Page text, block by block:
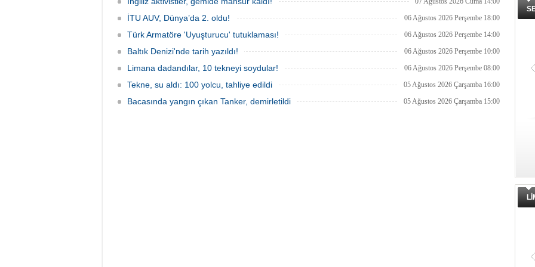
İTU AUV, Dünya’da 2. oldu! 06 Ağustos 2026 Perşembe 18:00
Türk Armatöre 'Uyuşturucu' tutuklaması! 06 Ağustos 2026 Perşembe 14:00
Baltık Denizi'nde tarih yazıldı! 06 Ağustos 2026 Perşembe 10:00
Limana dadandılar, 10 tekneyi soydular! 06 Ağustos 2026 Perşembe 08:00
Tekne, su aldı: 100 yolcu, tahliye edildi 05 Ağustos 2026 Çarşamba 16:00
Bacasında yangın çıkan Tanker, demirletildi 05 Ağustos 2026 Çarşamba 15:00